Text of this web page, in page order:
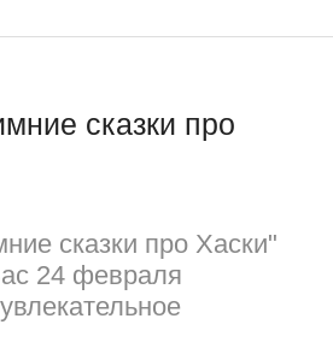
сказки про
сказки про Хаски"
24 февраля